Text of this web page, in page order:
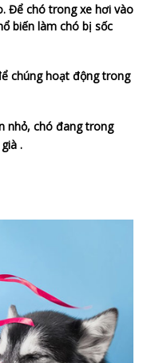
Để chó trong xe hơi vào
biến làm chó bị sốc
chúng hoạt động trong
nhỏ, chó đang trong
.